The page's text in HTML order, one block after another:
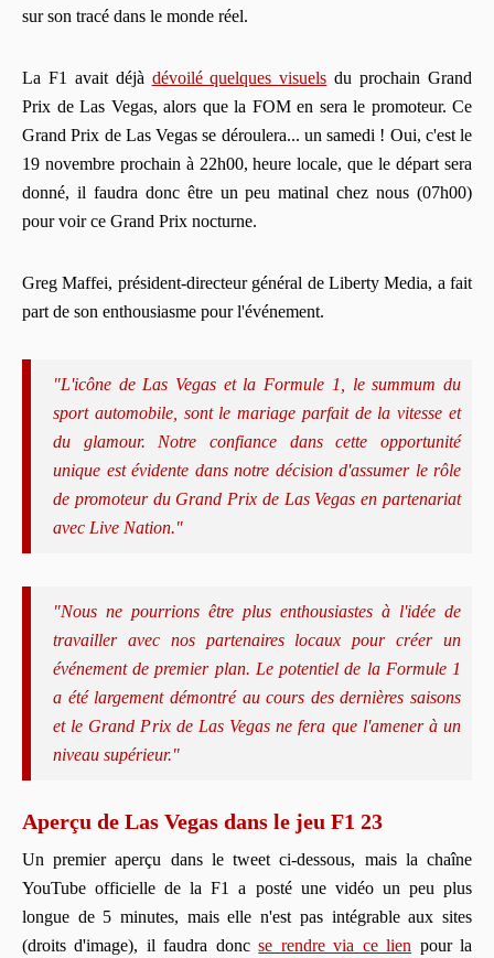
sur son tracé dans le monde réel.
La F1 avait déjà dévoilé quelques visuels du prochain Grand
Prix de Las Vegas, alors que la FOM en sera le promoteur. Ce
Grand Prix de Las Vegas se déroulera... un samedi ! Oui, c'est le
19 novembre prochain à 22h00, heure locale, que le départ sera
donné, il faudra donc être un peu matinal chez nous (07h00)
pour voir ce Grand Prix nocturne.
Greg Maffei, président-directeur général de Liberty Media, a fait
part de son enthousiasme pour l'événement.
"L'icône de Las Vegas et la Formule 1, le summum du
sport automobile, sont le mariage parfait de la vitesse et
du glamour. Notre confiance dans cette opportunité
unique est évidente dans notre décision d'assumer le rôle
de promoteur du Grand Prix de Las Vegas en partenariat
avec Live Nation."
"Nous ne pourrions être plus enthousiastes à l'idée de
travailler avec nos partenaires locaux pour créer un
événement de premier plan. Le potentiel de la Formule 1
a été largement démontré au cours des dernières saisons
et le Grand Prix de Las Vegas ne fera que l'amener à un
niveau supérieur."
Aperçu de Las Vegas dans le jeu F1 23
Un premier aperçu dans le tweet ci-dessous, mais la chaîne
YouTube officielle de la F1 a posté une vidéo un peu plus
longue de 5 minutes, mais elle n'est pas intégrable aux sites
(droits d'image), il faudra doncse rendre via ce lien pour la